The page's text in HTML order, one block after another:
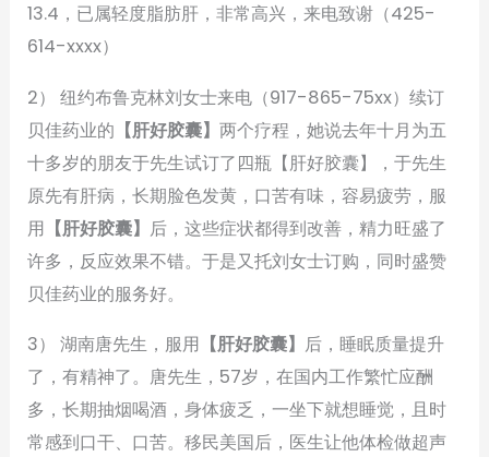
13.4，已属轻度脂肪肝，非常高兴，来电致谢（425-
614-xxxx）
2） 纽约布鲁克林刘女士来电（917-865-75xx）续订
贝佳药业的 【肝好胶囊】两个疗程，她说去年十月为五
十多岁的朋友于先生试订了四瓶【肝好胶囊】，于先生
原先有肝病，长期脸色发黄，口苦有味，容易疲劳，服
用 【肝好胶囊】 后，这些症状都得到改善，精力旺盛了
许多，反应效果不错。于是又托刘女士订购，同时盛赞
贝佳药业的服务好。
3） 湖南唐先生，服用 【肝好胶囊】 后，睡眠质量提升
了，有精神了。唐先生，57岁，在国内工作繁忙应酬
多，长期抽烟喝酒，身体疲乏，一坐下就想睡觉，且时
常感到口干、口苦。移民美国后，医生让他体检做超声